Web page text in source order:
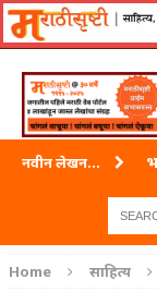
लॉग-
नवीन लेखन...
Home साहित्य